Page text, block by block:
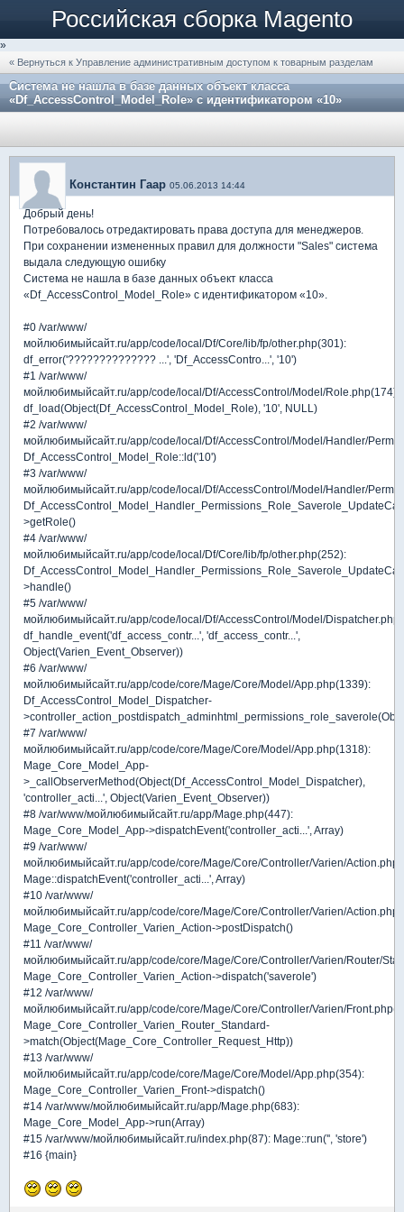
Российская сборка Magento
»
« Вернуться к Управление административным доступом к товарным разделам
Система не нашла в базе данных объект класса
«Df_AccessControl_Model_Role» с идентификатором «10»
Константин Гаар 05.06.2013 14:44
Добрый день!
Потребовалось отредактировать права доступа для менеджеров.
При сохранении измененных правил для должности "Sales" система
выдала следующую ошибку
Система не нашла в базе данных объект класса
«Df_AccessControl_Model_Role» с идентификатором «10».
#0 /var/www/
мойлюбимыйсайт.ru/app/code/local/Df/Core/lib/fp/other.php(301):
df_error('?????????????? ...', 'Df_AccessContro...', '10')
#1 /var/www/
мойлюбимыйсайт.ru/app/code/local/Df/AccessControl/Model/Role.php(174):
df_load(Object(Df_AccessControl_Model_Role), '10', NULL)
#2 /var/www/
мойлюбимыйсайт.ru/app/code/local/Df/AccessControl/Model/Handler/
Df_AccessControl_Model_Role::ld('10')
#3 /var/www/
мойлюбимыйсайт.ru/app/code/local/Df/AccessControl/Model/Handler/
>getRole()
#4 /var/www/
мойлюбимыйсайт.ru/app/code/local/Df/Core/lib/fp/other.php(252):
>handle()
#5 /var/www/
мойлюбимыйсайт.ru/app/code/local/Df/AccessControl/Model/
df_handle_event('df_access_contr...', 'df_access_contr...',
Object(Varien_Event_Observer))
#6 /var/www/
мойлюбимыйсайт.ru/app/code/core/Mage/Core/Model/App.php(1339):
Df_AccessControl_Model_Dispatcher-
#7 /var/www/
мойлюбимыйсайт.ru/app/code/core/Mage/Core/Model/App.php(1318):
Mage_Core_Model_App-
>_callObserverMethod(Object(Df_AccessControl_Model_Dispatcher),
'controller_acti...', Object(Varien_Event_Observer))
#8 /var/www/мойлюбимыйсайт.ru/app/Mage.php(447):
Mage_Core_Model_App->dispatchEvent('controller_acti...', Array)
#9 /var/www/
мойлюбимыйсайт.ru/app/code/core/Mage/Core/Controller/Varien/
Mage::dispatchEvent('controller_acti...', Array)
#10 /var/www/
мойлюбимыйсайт.ru/app/code/core/Mage/Core/Controller/Varien/
Mage_Core_Controller_Varien_Action->postDispatch()
#11 /var/www/
мойлюбимыйсайт.ru/app/code/core/Mage/Core/Controller/Varien/Router/
Mage_Core_Controller_Varien_Action->dispatch('saverole')
#12 /var/www/
мойлюбимыйсайт.ru/app/code/core/Mage/Core/Controller/Varien/
Mage_Core_Controller_Varien_Router_Standard-
>match(Object(Mage_Core_Controller_Request_Http))
#13 /var/www/
мойлюбимыйсайт.ru/app/code/core/Mage/Core/Model/App.php(354):
Mage_Core_Controller_Varien_Front->dispatch()
#14 /var/www/мойлюбимыйсайт.ru/app/Mage.php(683):
Mage_Core_Model_App->run(Array)
#15 /var/www/мойлюбимыйсайт.ru/index.php(87): Mage::run('', 'store')
#16 {main}